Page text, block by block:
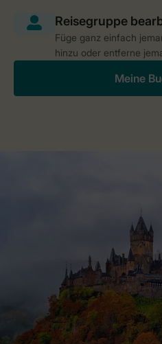
Füge ganz einfach
hinzu oder entferne
Meine